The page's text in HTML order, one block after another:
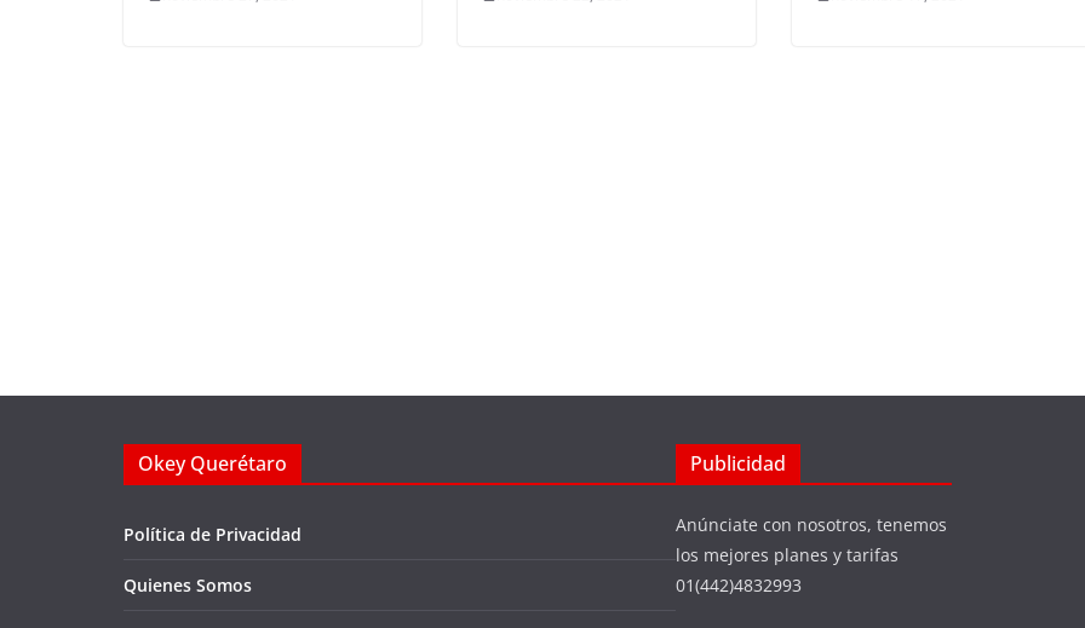
Okey Querétaro
Política de Privacidad
Quienes Somos
Publicidad
Anúnciate con nosotros, tenemos
los mejores planes y tarifas
01(442)4832993